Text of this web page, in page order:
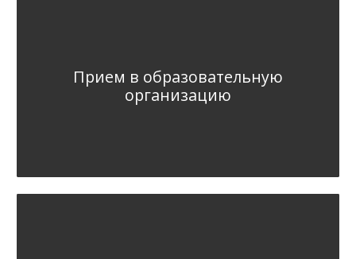
Прием в образовательную
организацию